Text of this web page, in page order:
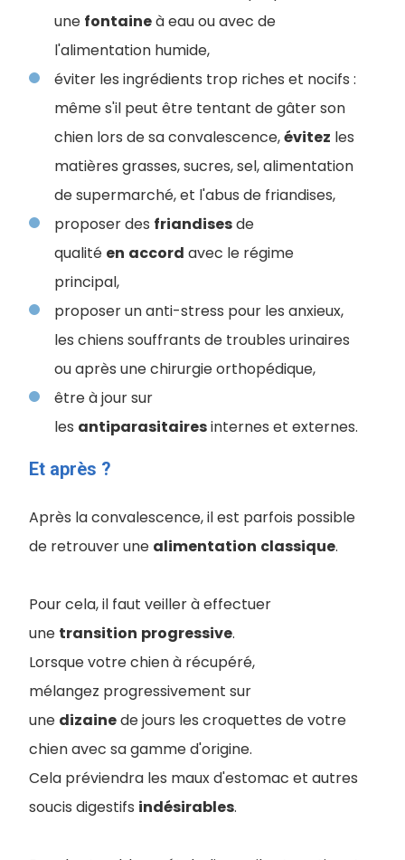
une fontaineà eau ou avec de
l'alimentation humide,
éviter les ingrédients trop riches et nocifs :
même s'il peut être tentant de gâter son
chien lors de sa convalescence,évitez les
matières grasses, sucres, sel, alimentation
de supermarché, et l'abus de friandises,
proposer des friandisesde
qualité en accord avec le régime
principal,
proposer un anti-stress pour les anxieux,
les chiens souffrants de troubles urinaires
ou après une chirurgie orthopédique,
être à jour sur
les antiparasitairesinternes et externes.
Et après ?
Après la convalescence, il est parfois possible
de retrouver une alimentation classique.
Pour cela, il faut veiller à effectuer
une transition progressive.
Lorsque votre chien à récupéré,
mélangez progressivement sur
une dizainede jours les croquettes de votre
chien avec sa gamme d'origine.
Cela préviendra les maux d'estomac et autres
soucis digestifs indésirables.